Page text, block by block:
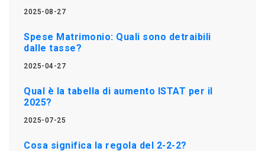
2025-08-27
Spese Matrimonio: Quali sono detraibili
dalle tasse?
2025-04-27
Qual è la tabella di aumento ISTAT per il
2025?
2025-07-25
Cosa significa la regola del 2-2-2?